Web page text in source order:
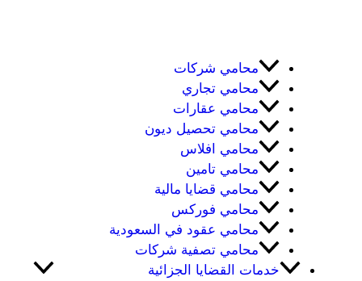
محامي شركات
محامي تجاري
محامي عقارات
محامي تحصيل ديون
محامي افلاس
محامي تامين
محامي قضايا مالية
محامي فوركس
محامي عقود في السعودية
محامي تصفية شركات
خدمات القضايا الجزائية